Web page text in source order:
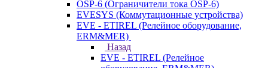
OSP-6 (Ограничители тока OSP-6)
EVESYS (Коммутационные устройства)
EVE - ETIREL (Релейное оборудование,
ERM&MER)
Назад
EVE - ETIREL (Релейное